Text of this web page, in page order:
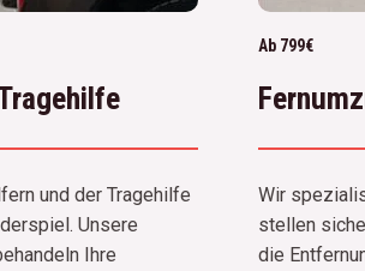
und der Tragehilfe
Unsere
Ihre
Ab 799€
Wir
stellen
die